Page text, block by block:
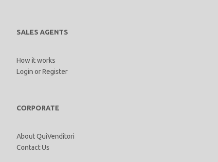
SALES AGENTS
How it works
Login orRegister
CORPORATE
About QuiVenditori
Contact Us